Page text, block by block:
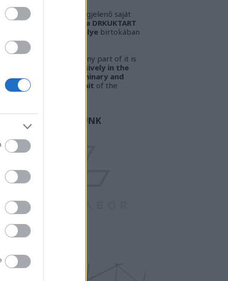
FIGYELEM! Az oldalon megjelenő saját
szöveg és kép
kizárólag a DRKUKTART
előzetes írásbeli engedélye birtokában
használható fel.
This work or any part of it is
exclusively in the
possession of the preliminary and
expressed written permit of the
blogger.
EGY FAMÍLIA VAGYUNK